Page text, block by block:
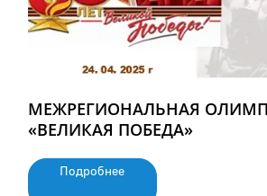
МЕЖРЕГИОНАЛЬНАЯ
«ВЕЛИКАЯ ПОБЕДА»
Подробнее